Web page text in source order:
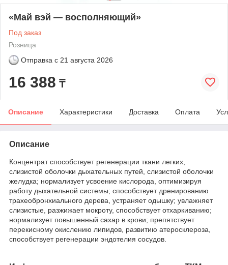
«Май вэй — восполняющий»
Под заказ
Розница
Отправка с 21 августа 2026
16 388 ₸
Описание Характеристики Доставка Оплата
Описание
Концентрат способствует регенерации ткани легких,
слизистой оболочки дыхательных путей, слизистой оболочки
желудка; нормализует усвоение кислорода, оптимизируя
работу дыхательной системы; способствует дренированию
трахеобронхиального дерева, устраняет одышку; увлажняет
слизистые, разжижает мокроту, способствует отхаркиванию;
нормализует повышенный сахар в крови; препятствует
перекисному окислению липидов, развитию атеросклероза,
способствует регенерации эндотелия сосудов.